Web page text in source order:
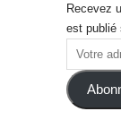
Recevez
est publié